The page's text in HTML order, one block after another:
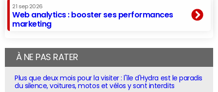
21 sep 2026
Web analytics : booster ses performances
marketing
À NE PAS RATER
Plus que deux mois pour la visiter : l'île d'Hydra est le paradis
du silence, voitures, motos et vélos y sont interdits